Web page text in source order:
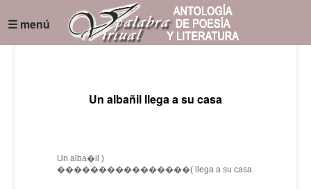
☰ menú
Un albañil llega a su casa
Un alba�il )
����������������( llega a su casa.